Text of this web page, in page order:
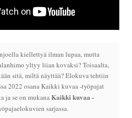
kiellettyä ilman lupaa, mutta
yltyy liian kovaksi? Toisaalta,
sitä, miltä näyttää? Elokuva tehtiin
2022 osana Kaikki kuvaa -työpajat
ja se on mukanaKaikki kuvaa -
sarjassa.